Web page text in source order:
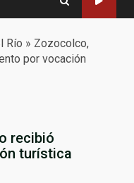
Río » Zozocolco,
por vocación
recibió
turística